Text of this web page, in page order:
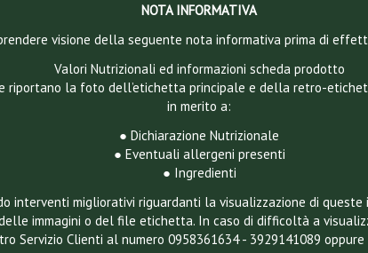
NOTA INFORMATIVA
visione della seguente nota informativa prima di
Valori Nutrizionali ed informazioni scheda prodotto
riportano la foto dell’etichetta principale e della retro-
in merito a:
● Dichiarazione Nutrizionale
● Eventuali allergeni presenti
● Ingredienti
interventi migliorativi riguardanti la visualizzazione di
immagini o del file etichetta. In caso di difficoltà a
Servizio Clienti al numero 0958361634 - 3929141089